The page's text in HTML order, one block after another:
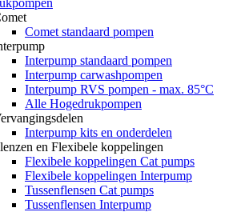
Comet standaard pompen
Interpump standaard pompen
Interpump carwashpompen
Interpump RVS pompen - max. 85°C
Alle Hogedrukpompen
Interpump kits en onderdelen
en Flexibele koppelingen
Flexibele koppelingen Cat pumps
Flexibele koppelingen Interpump
Tussenflensen Cat pumps
Tussenflensen Interpump